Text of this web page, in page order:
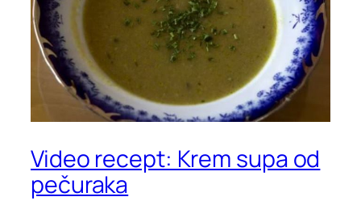
Video recept: Krem supa od
pečuraka